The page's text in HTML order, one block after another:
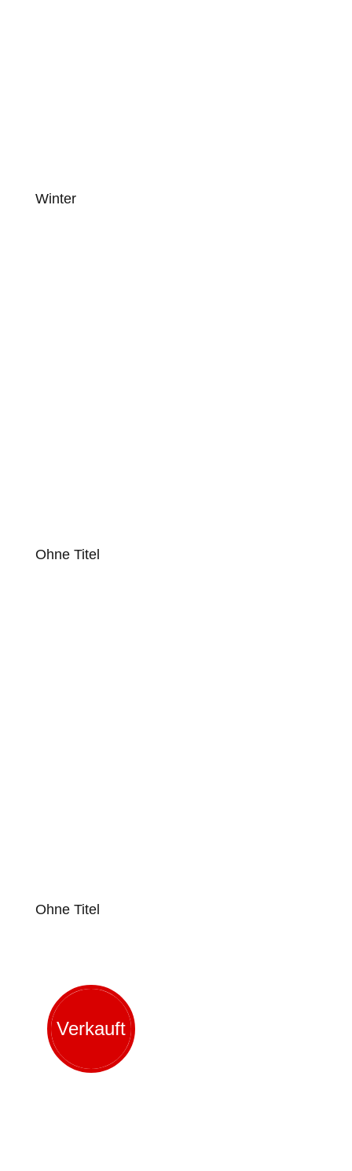
Winter
Ohne Titel
Ohne Titel
Verkauft